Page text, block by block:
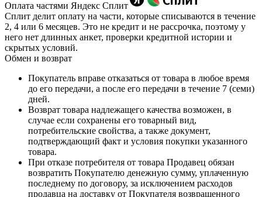
Оплата частями Яндекс Сплит
Сплит делит оплату на части, которые списываются в течение
2, 4 или 6 месяцев. Это не кредит и не рассрочка, поэтому у
него нет длинных анкет, проверки кредитной истории и
скрытых условий.
Обмен и возврат
Покупатель вправе отказаться от товара в любое время
до его передачи, а после его передачи в течение 7 (семи)
дней.
Возврат товара надлежащего качества возможен, в
случае если сохранены его товарный вид,
потребительские свойства, а также документ,
подтверждающий факт и условия покупки указанного
товара.
При отказе потребителя от товара Продавец обязан
возвратить Покупателю денежную сумму, уплаченную
последнему по договору, за исключением расходов
продавца на доставку от Покупателя возвращенного